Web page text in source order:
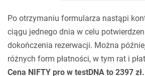
Po otrzymaniu formularza nastąpi
ciągu jednego dnia w celu
dokończenia rezerwacji. Można
różnych form płatności, w tym rat i
Cena NIFTY pro w testDNA to 2397 zł.